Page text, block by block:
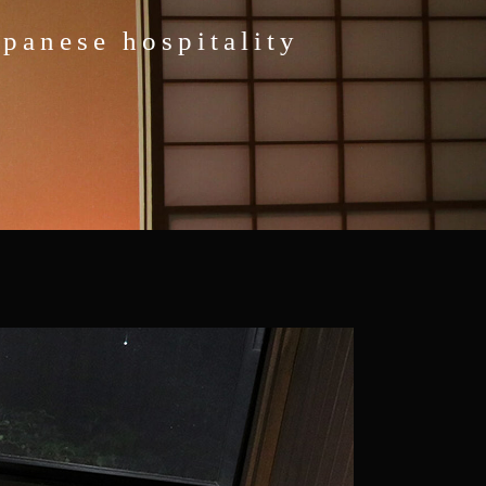
p a n e s e ho s p i t a l i ty